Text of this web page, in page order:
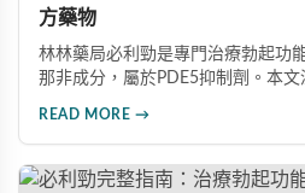
方藥物
林林藥局必利勁是專門治療勃起功
那非成分，屬於PDE5抑制劑。本
READ MORE →